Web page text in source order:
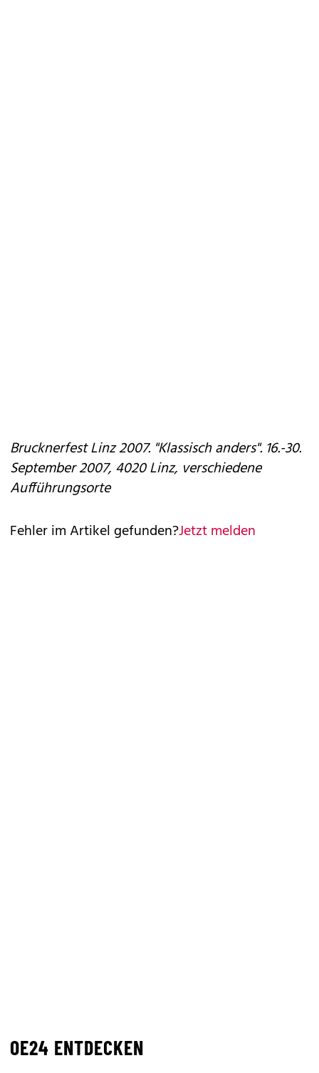
Brucknerfest Linz 2007. "Klassisch anders". 16.-30.
September 2007, 4020 Linz, verschiedene
Aufführungsorte
Fehler im Artikel gefunden?Jetzt melden
OE24 ENTDECKEN